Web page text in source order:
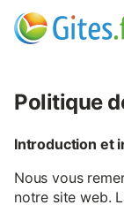
Politique
Introduction et
Nous vous
notre site web.